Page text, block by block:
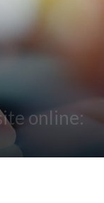
online: